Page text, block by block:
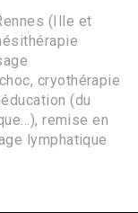
(Ille et
cryothérapie
(du
remise en
lymphatique